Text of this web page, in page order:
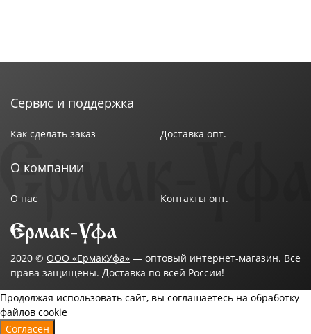
Сервис и поддержка
Как сделать заказ Доставка опт.
О компании
О нас Контакты опт.
2020 © ООО «ЕрмакУфа» — оптовый интернет-магазин. Все
права защищены. Доставка по всей России!
Продолжая использовать сайт, вы соглашаетесь на обработку
файлов cookie
Согласен